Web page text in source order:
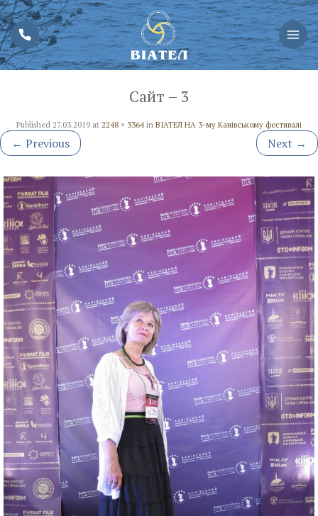
Сайт – 3
Published 27.03.2019 at 2248 × 3364in ВІАТЕЛ НА 3-му Канівському фестивалі
← Previous Next →